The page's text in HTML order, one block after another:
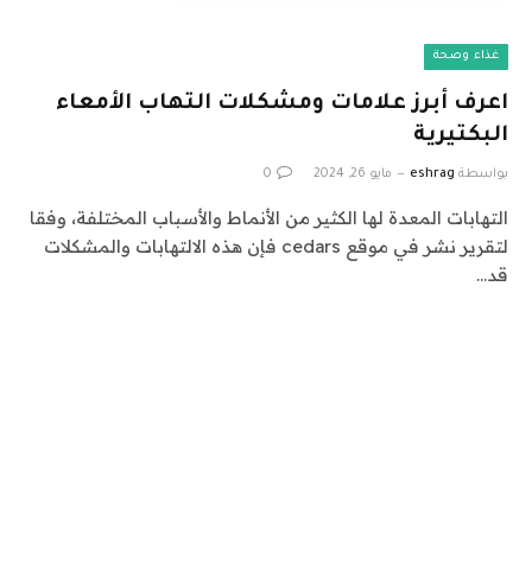
غذاء وصحة
اعرف أبرز علامات ومشكلات التهاب الأمعاء
البكتيرية
بواسطة eshrag مايو 26, 2024 0
التهابات المعدة لها الكثير من الأنماط والأسباب المختلفة، وفقا
لتقرير نشر في موقع cedars فإن هذه الالتهابات والمشكلات
قد…